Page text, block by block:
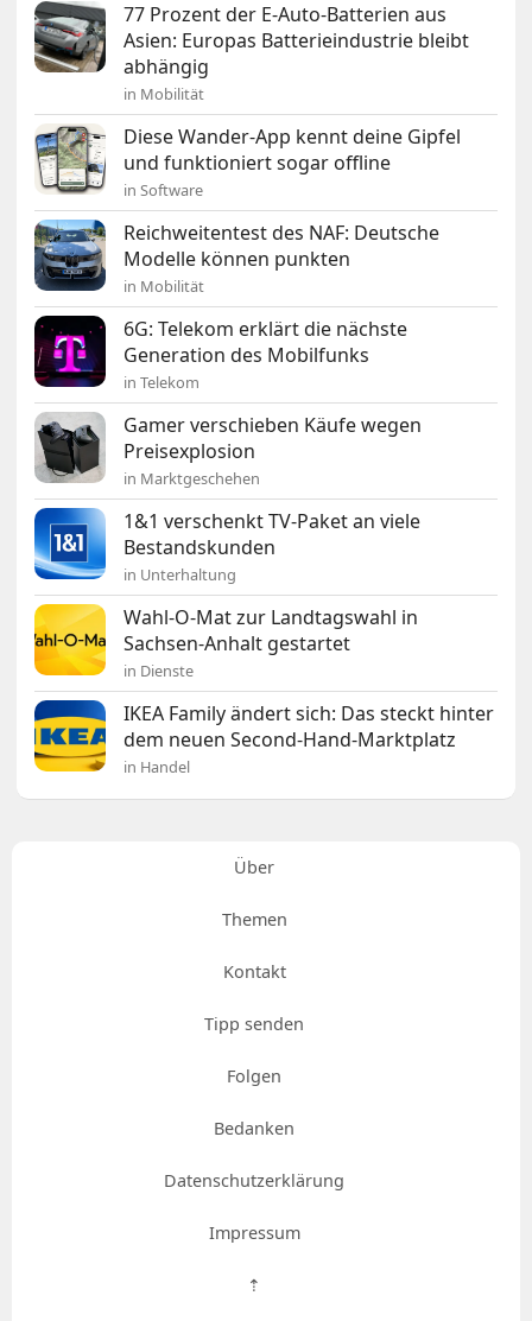
77 Prozent der E-Auto-Batterien aus
Asien: Europas Batterieindustrie bleibt
abhängig
in Mobilität
Diese Wander-App kennt deine Gipfel
und funktioniert sogar offline
in Software
Reichweitentest des NAF: Deutsche
Modelle können punkten
in Mobilität
6G: Telekom erklärt die nächste
Generation des Mobilfunks
in Telekom
Gamer verschieben Käufe wegen
Preisexplosion
in Marktgeschehen
1&1 verschenkt TV-Paket an viele
Bestandskunden
in Unterhaltung
Wahl-O-Mat zur Landtagswahl in
Sachsen-Anhalt gestartet
in Dienste
IKEA Family ändert sich: Das steckt hinter
dem neuen Second-Hand-Marktplatz
in Handel
Über
Themen
Kontakt
Tipp senden
Folgen
Bedanken
Datenschutzerklärung
Impressum
⇡